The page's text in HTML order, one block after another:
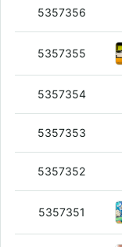
5357356
5357355
5357354
5357353
5357352
5357351